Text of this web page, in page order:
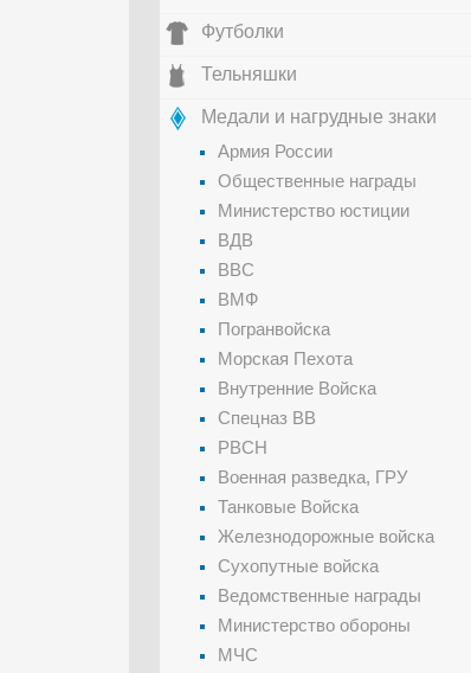
Футболки
Тельняшки
Медали и нагрудные знаки
Армия России
Общественные награды
Министерство юстиции
ВДВ
ВВС
ВМФ
Погранвойска
Морская Пехота
Внутренние Войска
Спецназ ВВ
РВСН
Военная разведка, ГРУ
Танковые Войска
Железнодорожные войска
Сухопутные войска
Ведомственные награды
Министерство обороны
МЧС